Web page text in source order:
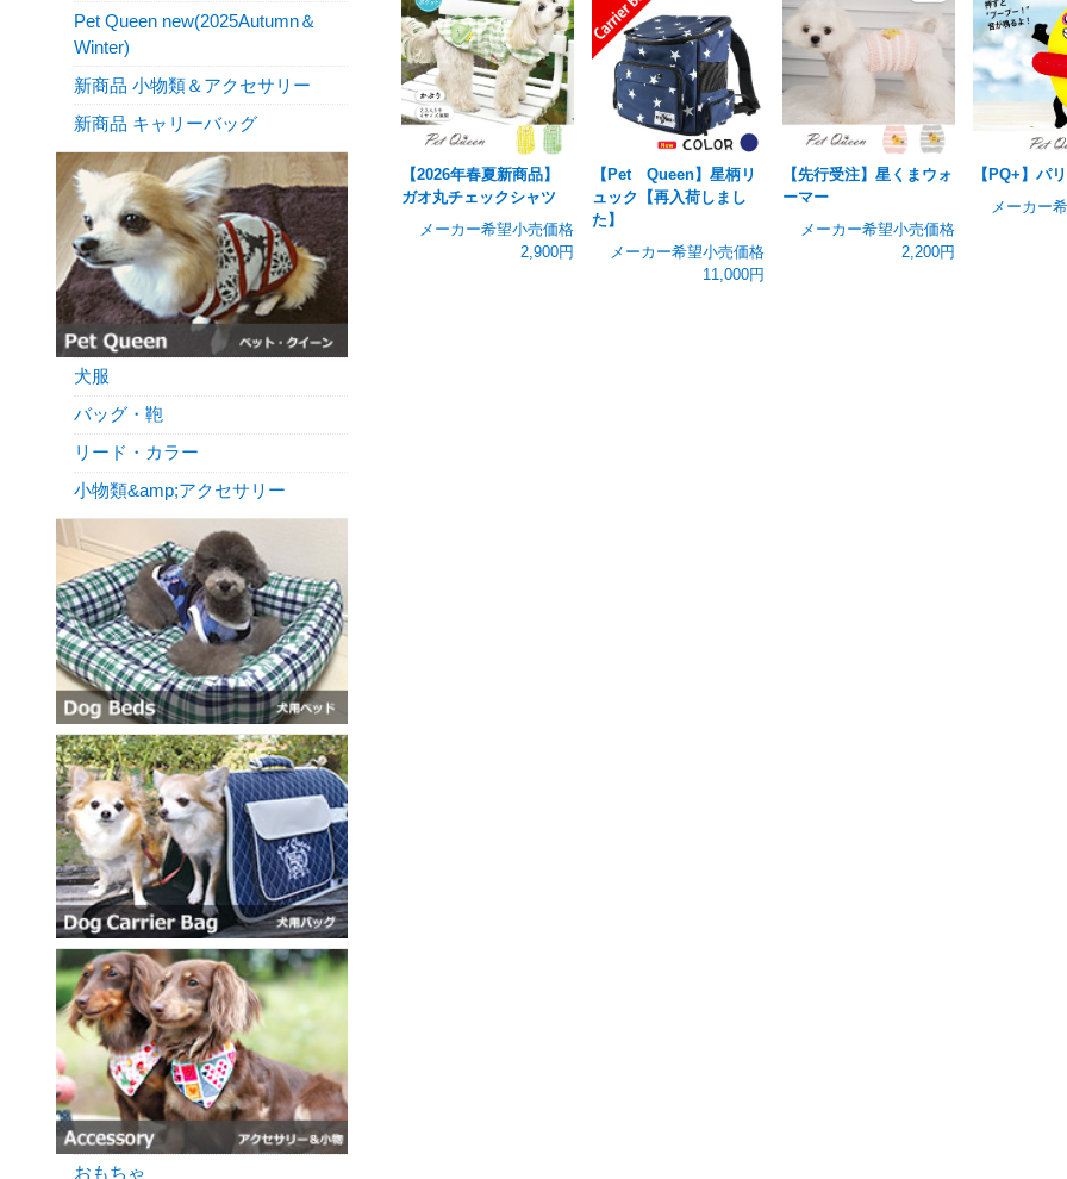
【2026年春夏新商品】
ガオ丸チェックシャツ
メーカー希望小売価格
2,900円
【Pet Queen】星柄リ
ュック【再入荷しまし
た】
メーカー希望小売価格
11,000円
【先行受注】星くまウォ
ーマー
メーカー希望小売価格
2,200円
【PQ+】パ
メーカー
Pet Queen new(2025Autumn＆
Winter)
新商品 小物類＆アクセサリー
新商品 キャリーバッグ
犬服
バッグ・鞄
リード・カラー
小物類&amp;アクセサリー
おもちゃ